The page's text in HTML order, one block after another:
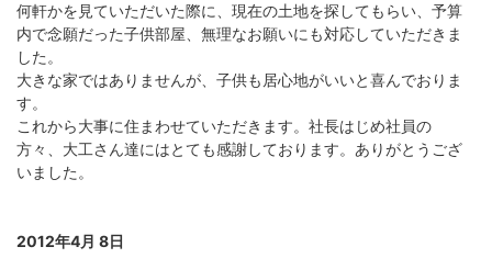
何軒かを見ていただいた際に、現在の土地を探してもらい、予算
内で念願だった子供部屋、無理なお願いにも対応していただきま
した。
大きな家ではありませんが、子供も居心地がいいと喜んでおりま
す。
これから大事に住まわせていただきます。社長はじめ社員の
方々、大工さん達にはとても感謝しております。ありがとうござ
いました。
2012年4月 8日